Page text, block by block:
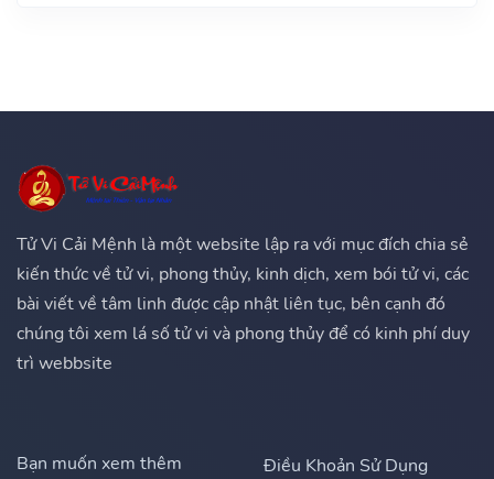
Tử Vi Cải Mệnh là một website lập ra với mục đích chia sẻ
kiến thức về tử vi, phong thủy, kinh dịch, xem bói tử vi, các
bài viết về tâm linh được cập nhật liên tục, bên cạnh đó
chúng tôi xem lá số tử vi và phong thủy để có kinh phí duy
trì webbsite
Bạn muốn xem thêm
Điều Khoản Sử Dụng